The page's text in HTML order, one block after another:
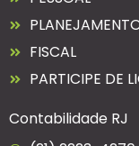
FISCAL
PARTICIPE DE
Contabilidade RJ